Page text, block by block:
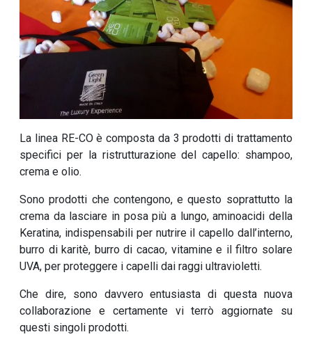
La linea RE-CO è composta da 3 prodotti di trattamento
specifici per la ristrutturazione del capello: shampoo,
crema e olio.
Sono prodotti che contengono, e questo soprattutto la
crema da lasciare in posa più a lungo, aminoacidi della
Keratina, indispensabili per nutrire il capello dall’interno,
burro di karitè, burro di cacao, vitamine e il filtro solare
UVA, per proteggere i capelli dai raggi ultravioletti.
Che dire, sono davvero entusiasta di questa nuova
collaborazione e certamente vi terrò aggiornate su
questi singoli prodotti.